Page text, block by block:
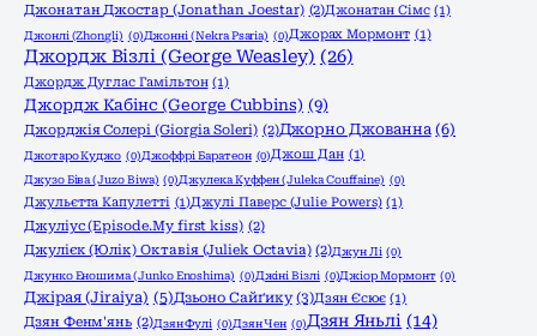
Джонатан Джостар (Jonathan Joestar) (2)Джонатан Сімс (1)
Джонлі (Zhongli) (0)Джонні (Nekra Psaria) (0)Джорах Мормонт (1)
Джордж Візлі (George Weasley) (26)
Джордж Дуглас Гамільтон (1)
Джордж Кабінс (George Cubbins) (9)
Джорджія Солері (Giorgia Soleri) (2)Джорно Джованна (6)
Джотаро Куджо (0)Джоффрі Баратеон (0)Джош Дан (1)
Джузо Біва (Juzo Biwa) (0)Джулека Куффен (Juleka Couffaine) (0)
Джульєтта Капулетті (1)Джулі Паверс (Julie Powers) (1)
Джуліус (Episode.My first kiss) (2)
Джулієк (Юлік) Октавія (Juliek Octavia) (2)Джун Лі (0)
Джунко Еношима (Junko Enoshima) (0)Джіні Візлі (0)Джіор Мормонт (0)
Джірая (Jiraiya) (5)Дзьоно Сайґику (3)Дзян Єсює (1)
Дзян Фенм'янь (2)Дзян Фулі (0)Дзян Чен (0)Дзян Яньлі (14)